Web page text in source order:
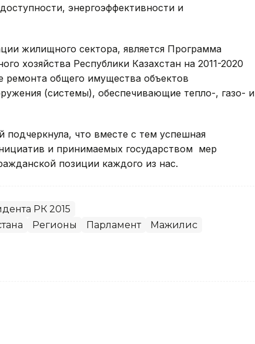
энергоэффективности и
жилищного сектора, является Программа
хозяйства Республики Казахстан на 2011-2020
ремонта общего имущества объектов
(системы), обеспечивающие тепло-, газо- и
что вместе с тем успешная
и принимаемых государством мер
позиции каждого из нас.
РК 2015
Регионы Парламент Мажилис